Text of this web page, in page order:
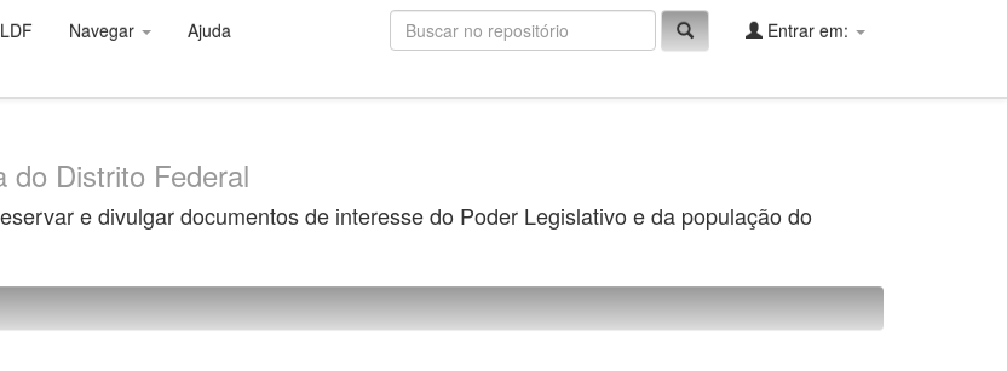
Navegar Ajuda Entrar em:
do Distrito Federal
e divulgar documentos de interesse do Poder Legislativo e da população do